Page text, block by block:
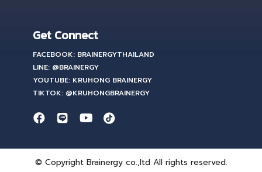
Get Connect
FACEBOOK: BRAINERGYTHAILAND
LINE: @BRAINERGY
YOUTUBE: KRUHONG BRAINERGY
TIKTOK: @KRUHONGBRAINERGY
© Copyright Brainergy co.,ltd All rights reserved.